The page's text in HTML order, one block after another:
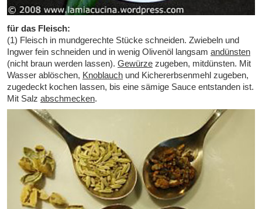
für das Fleisch:
(1) Fleisch in mundgerechte Stücke schneiden. Zwiebeln und
Ingwer fein schneiden und in wenig Olivenöl langsam andünsten
(nicht braun werden lassen). Gewürze zugeben, mitdünsten. Mit
Wasser ablöschen, Knoblauch und Kichererbsenmehl zugeben,
zugedeckt kochen lassen, bis eine sämige Sauce entstanden ist.
Mit Salz abschmecken.